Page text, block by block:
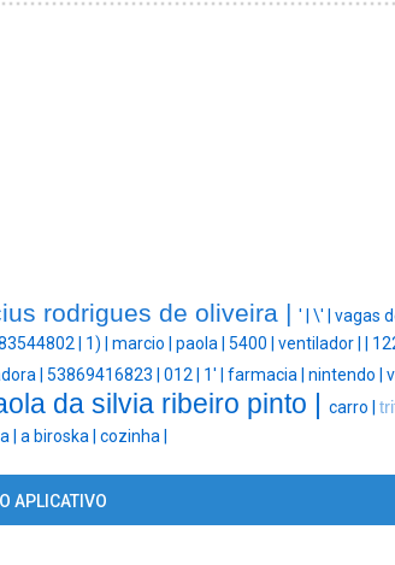
rodrigues de oliveira | ' | \' | vagas
| 1) | marcio | paola | 5400 | ventilador |
| 53869416823 | 012 | 1' | farmacia | nintendo |
da silvia ribeiro pinto | carro |
| a biroska | cozinha |
APLICATIVO